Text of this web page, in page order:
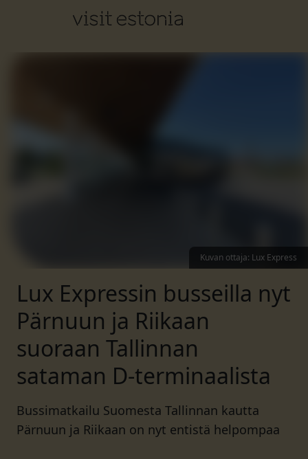
Kuvan ottaja: Lux Express
Lux Expressin busseilla nyt
Pärnuun ja Riikaan
suoraan Tallinnan
sataman D-terminaalista
Bussimatkailu Suomesta Tallinnan kautta
Pärnuun ja Riikaan on nyt entistä helpompaa